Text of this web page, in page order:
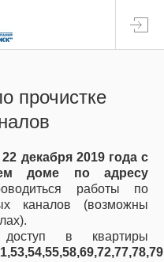
прочистке
декабря 2019 года с
доме по адресу
работы по
каналов (возможны
доступ в квартиры